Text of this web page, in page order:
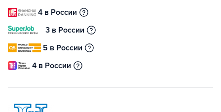
4 в России
3 в России
5 в России
4 в России